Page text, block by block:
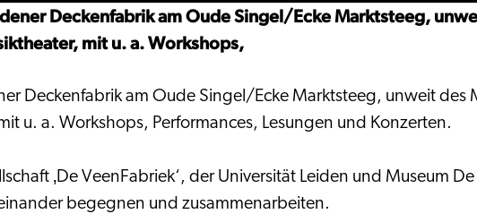
Deckenfabrik am Oude Singel/Ecke Marktsteeg,
mit u. a. Workshops,
Deckenfabrik am Oude Singel/Ecke Marktsteeg, unweit des
u. a. Workshops, Performances, Lesungen und Konzerten.
‚De VeenFabriek‘, der Universität Leiden und Museum
begegnen und zusammenarbeiten.